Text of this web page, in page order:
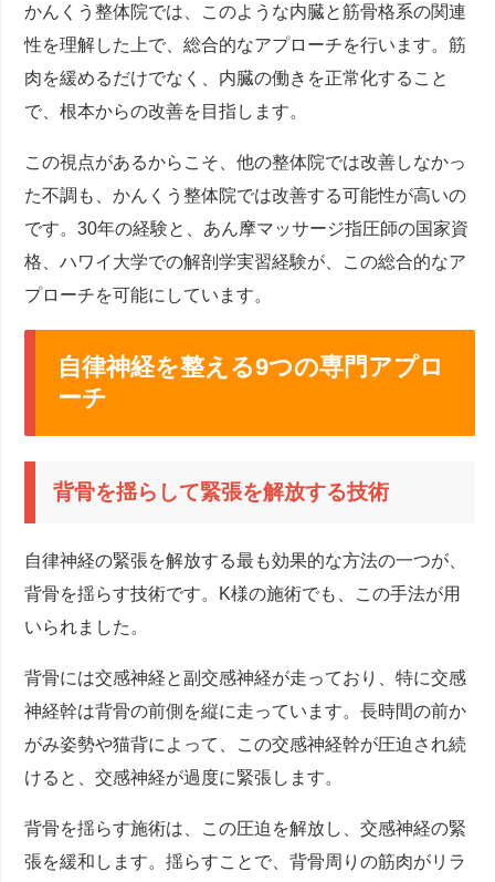
かんくう整体院では、このような内臓と筋骨格系の関連
性を理解した上で、総合的なアプローチを行います。筋
肉を緩めるだけでなく、内臓の働きを正常化すること
で、根本からの改善を目指します。
この視点があるからこそ、他の整体院では改善しなかっ
た不調も、かんくう整体院では改善する可能性が高いの
です。30年の経験と、あん摩マッサージ指圧師の国家資
格、ハワイ大学での解剖学実習経験が、この総合的なア
プローチを可能にしています。
自律神経を整える9つの専門アプロ
ーチ
背骨を揺らして緊張を解放する技術
自律神経の緊張を解放する最も効果的な方法の一つが、
背骨を揺らす技術です。K様の施術でも、この手法が用
いられました。
背骨には交感神経と副交感神経が走っており、特に交感
神経幹は背骨の前側を縦に走っています。長時間の前か
がみ姿勢や猫背によって、この交感神経幹が圧迫され続
けると、交感神経が過度に緊張します。
背骨を揺らす施術は、この圧迫を解放し、交感神経の緊
張を緩和します。揺らすことで、背骨周りの筋肉がリラ